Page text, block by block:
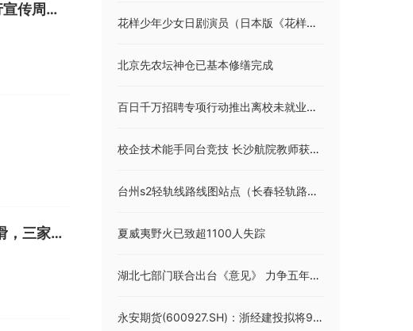
五部门：将于9月联合开展绿色出行宣传月和公交出行宣传周活动
净息差收窄压力显现，建行、平安上半年营收同比下滑，三家已披露半年报银行不良率均转好
花样少年少女日剧演员（日本版《花样少年少女》各位演员的名字）
北京先农坛神仓已基本修缮完成
百日千万招聘专项行动推出离校未就业毕业生等专场招聘
校企技术能手同台竞技 长沙航院教师获全国机械行业技能竞赛一等奖
台州s2轻轨线路线图站点（长春轻轨路线及票价）
夏威夷野火已致超1100人失踪
湖北七部门联合出台《意见》 力争五年内实现全省市州县工人文化宫全覆盖
永安期货(600927.SH)：浙经建投拟将9.48%股份无偿划转至浙江省交投